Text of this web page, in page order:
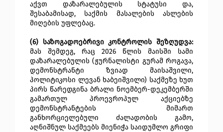
აქვთ დაზარალებულის სტატუსი და,
შესაბამისად, საქმის მასალების ასლების
მიღების უფლებაც.
(6) საზოგადოებრივი კონტროლის შეზღუდვა:
მას შემდეგ, რაც 2026 წლის მაისში სამი
დაზარალებულის (ჟურნალისტი გურამ როგავა,
დემონსტრანტი ზვიად მაისაშვილი,
პოლიტიკოსი ლევან ხაბეიშვილი) საქმეზე ხუთ
პირს წარედგინა ბრალი ნოემბერ-დეკემბერში
გამართულ პროევროპულ აქციებზე
დემონსტრანტების მიმართ
განხორციელებული ძალადობის გამო,
აღნიშნულ საქმეებს მიენიჭა საიდუმლო გრიფი